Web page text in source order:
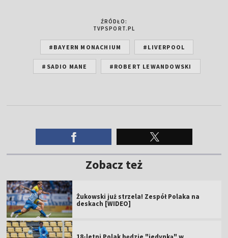
ŹRÓDŁO:
TVPSPORT.PL
#BAYERN MONACHIUM #LIVERPOOL
#SADIO MANE #ROBERT LEWANDOWSKI
Zobacz też
Żukowski już strzela! Zespół Polaka na
deskach [WIDEO]